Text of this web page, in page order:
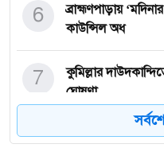
ব্রাহ্মণপাড়ায়
কাউন্সিল অধ
6
কুমিল্লার
ঘোষণা
7
কুমেক
8